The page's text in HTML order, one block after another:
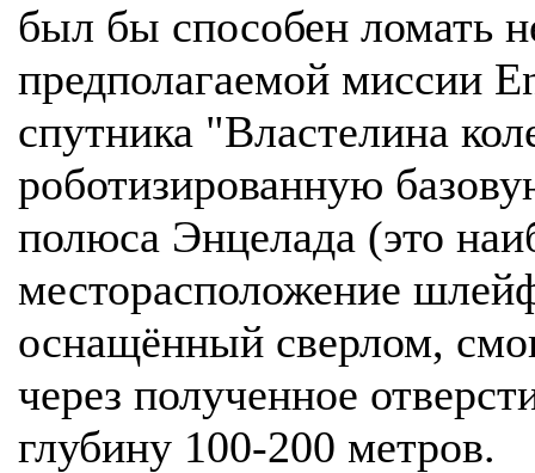
был бы способен ломать
предполагаемой миссии
спутника "Властелина
роботизированную
полюса Энцелада (это
месторасположение
оснащённый сверлом,
через полученное
глубину 100-200 метров.